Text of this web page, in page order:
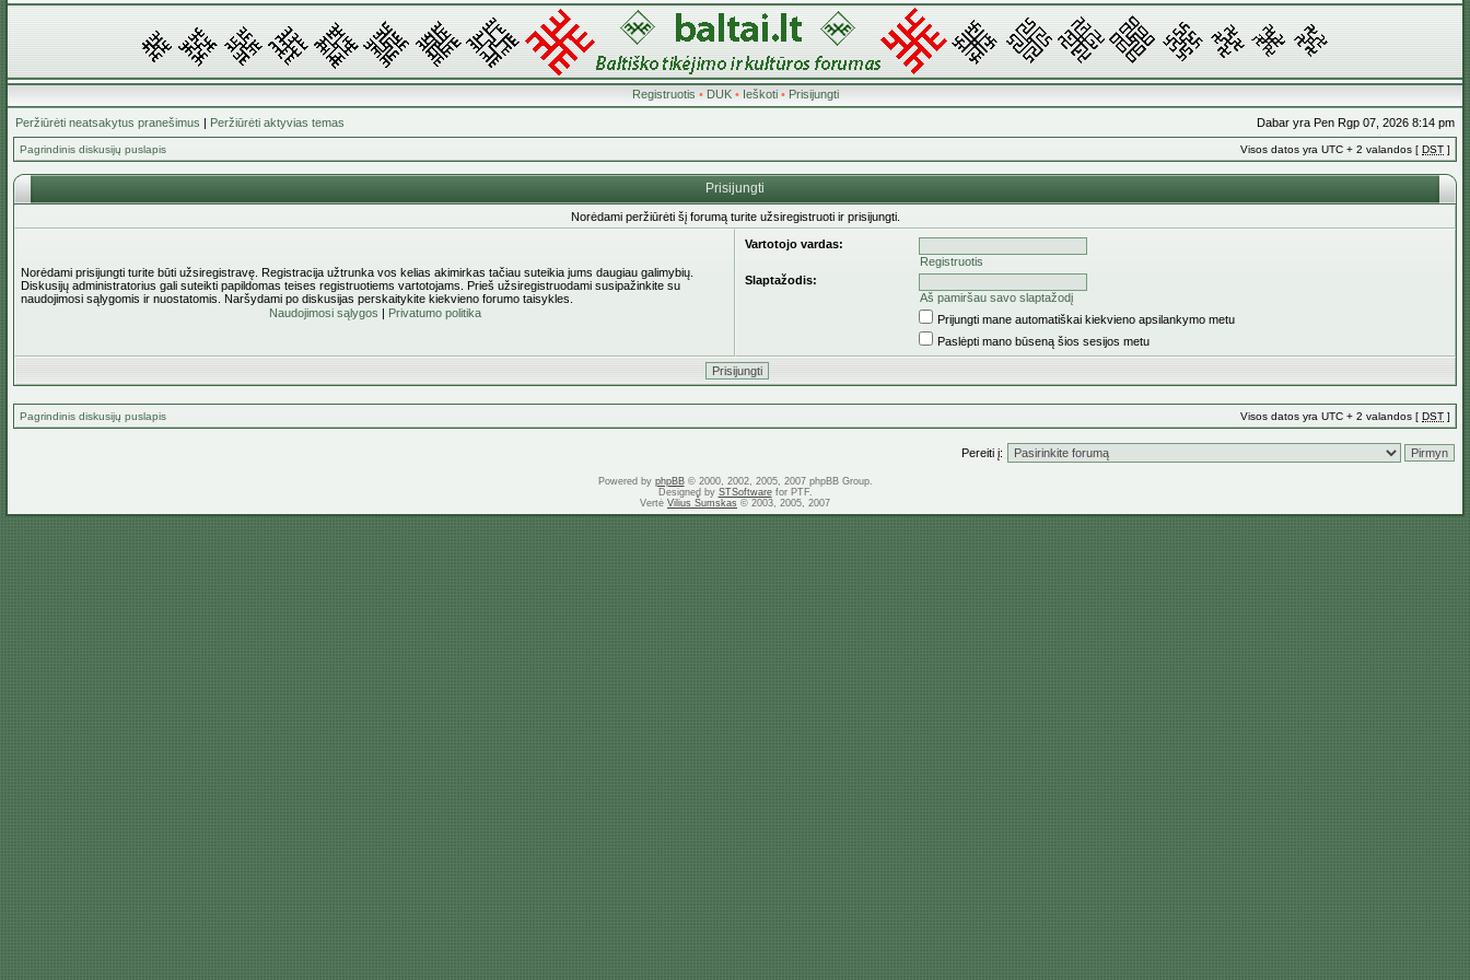
Registruotis • DUK• Ieškoti• Prisijungti
Peržiūrėti neatsakytus pranešimus | Peržiūrėti aktyvias temas Dabar yra Pen Rgp 07, 2026 8:14 pm
Pagrindinis diskusijų puslapis Visos datos yra UTC + 2 valandos [ DST ]
Prisijungti
Norėdami peržiūrėti šį forumą turite užsiregistruoti ir prisijungti.
Norėdami prisijungti turite būti užsiregistravę. Registracija užtrunka vos kelias akimirkas tačiau suteikia jums daugiau galimybių.
Diskusijų administratorius gali suteikti papildomas teises registruotiems vartotojams. Prieš užsiregistruodami susipažinkite su
naudojimosi sąlygomis ir nuostatomis. Naršydami po diskusijas perskaitykite kiekvieno forumo taisykles.
Naudojimosi sąlygos | Privatumo politika
Vartotojo vardas:
Registruotis
Slaptažodis:
Aš pamiršau savo slaptažodį
Prijungti mane automatiškai kiekvieno apsilankymo metu
Paslėpti mano būseną šios sesijos metu
Pagrindinis diskusijų puslapis Visos datos yra UTC + 2 valandos [ DST ]
Pereiti į:
Powered by phpBB© 2000, 2002, 2005, 2007 phpBB Group.
Designed by STSoftwarefor PTF.
Vertė Vilius Šumskas © 2003, 2005, 2007